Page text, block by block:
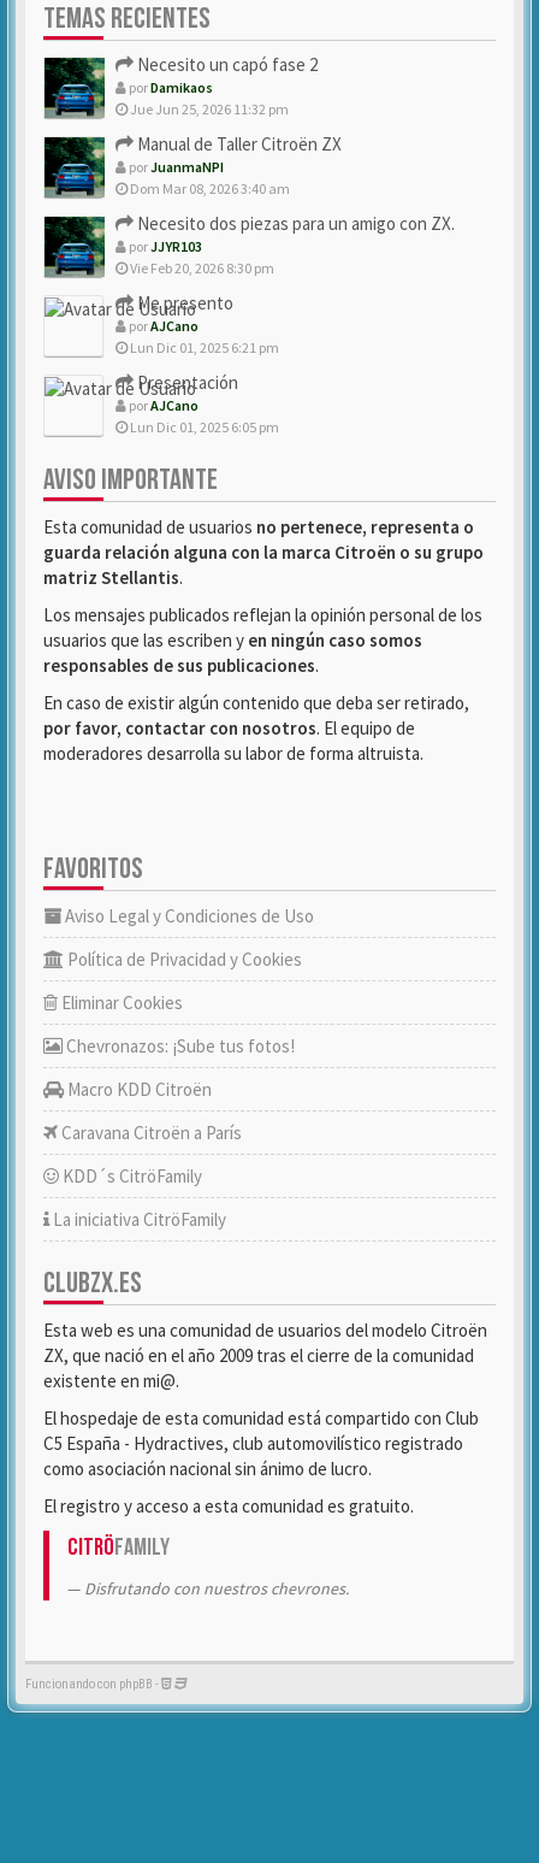
TEMAS RECIENTES
Necesito un capó fase 2
porDamikaos
Jue Jun 25, 2026 11:32 pm
Manual de Taller Citroën ZX
porJuanmaNPI
Dom Mar 08, 2026 3:40 am
Necesito dos piezas para un amigo con ZX.
porJJYR103
Vie Feb 20, 2026 8:30 pm
Me presento
porAJCano
Lun Dic 01, 2025 6:21 pm
Presentación
porAJCano
Lun Dic 01, 2025 6:05 pm
AVISO IMPORTANTE
Esta comunidad de usuarios no pertenece, representa o
guarda relación alguna con la marca Citroën o su grupo
matriz Stellantis.
Los mensajes publicados reflejan la opinión personal de los
usuarios que las escriben y en ningún caso somos
responsables de sus publicaciones.
En caso de existir algún contenido que deba ser retirado,
por favor, contactar con nosotros. El equipo de
moderadores desarrolla su labor de forma altruista.
FAVORITOS
Aviso Legal y Condiciones de Uso
Política de Privacidad y Cookies
Eliminar Cookies
Chevronazos: ¡Sube tus fotos!
Macro KDD Citroën
Caravana Citroën a París
KDD´s CitröFamily
La iniciativa CitröFamily
CLUBZX.ES
Esta web es una comunidad de usuarios del modelo Citroën
ZX, que nació en el año 2009 tras el cierre de la comunidad
existente en mi@.
El hospedaje de esta comunidad está compartido con Club
C5 España - Hydractives, club automovilístico registrado
como asociación nacional sin ánimo de lucro.
El registro y acceso a esta comunidad es gratuito.
CitröFamily
Disfrutando con nuestros chevrones.
Funcionando con phpBB -